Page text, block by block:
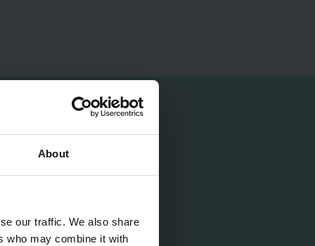
About
our traffic. We also share
who may combine it with